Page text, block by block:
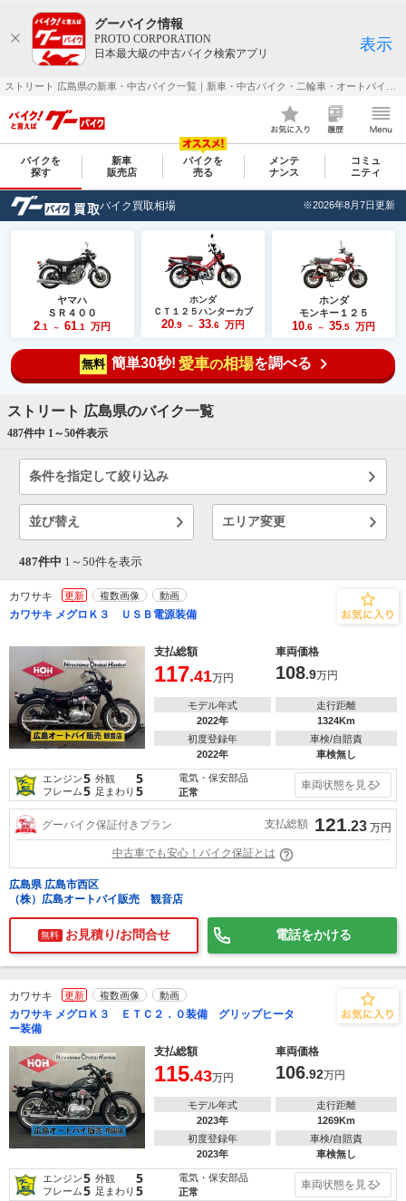
グーバイク情報
PROTO CORPORATION
日本最大級の中古バイク検索アプリ
表示
バイクを
探す
新車
販売店
バイクを
売る
メンテ
ナンス
コミュ
ニティ
バイク買取相場 ※2026年8月7日更新
ヤマハ
ＳＲ４００
2 .1 ～ 61 .1 万円
ホンダ
ＣＴ１２５ハンターカブ
20 .9 ～ 33 .6 万円
ホンダ
モンキー１２５
10 .6 ～ 35 .5 万円
無料 簡単30秒! 愛車の相場を調べる
ストリート 広島県のバイク一覧
487件中 1～50件表示
条件を指定して絞り込み
並び替え エリア変更
487件中 1～ 50件を表示
カワサキ 更新 複数画像 動画
カワサキ メグロＫ３ ＵＳＢ電源装備
支払総額 車両価格
117.41万円 108.9万円
モデル年式
2022年
走行距離
1324Km
初度登録年
2022年
車検/自賠責
車検無し
エンジン5 外観 5
フレーム5 足まわり 5
電気・保安部品
正常
車両状態を見る
グーバイク保証付きプラン 支払総額 121.23 万円
中古車でも安心！バイク保証とは
広島県 広島市西区
（株）広島オートバイ販売 観音店
無料 お見積り/お問合せ 電話をかける
カワサキ 更新 複数画像 動画
カワサキ メグロＫ３ ＥＴＣ２．０装備 グリップヒータ
ー装備
支払総額
車両価格
115.43万円 106.92万円
モデル年式
2023年
走行距離
1269Km
初度登録年
2023年
車検/自賠責
車検無し
エンジン5 外観 5
フレーム5 足まわり 5
電気・保安部品
正常
車両状態を見る